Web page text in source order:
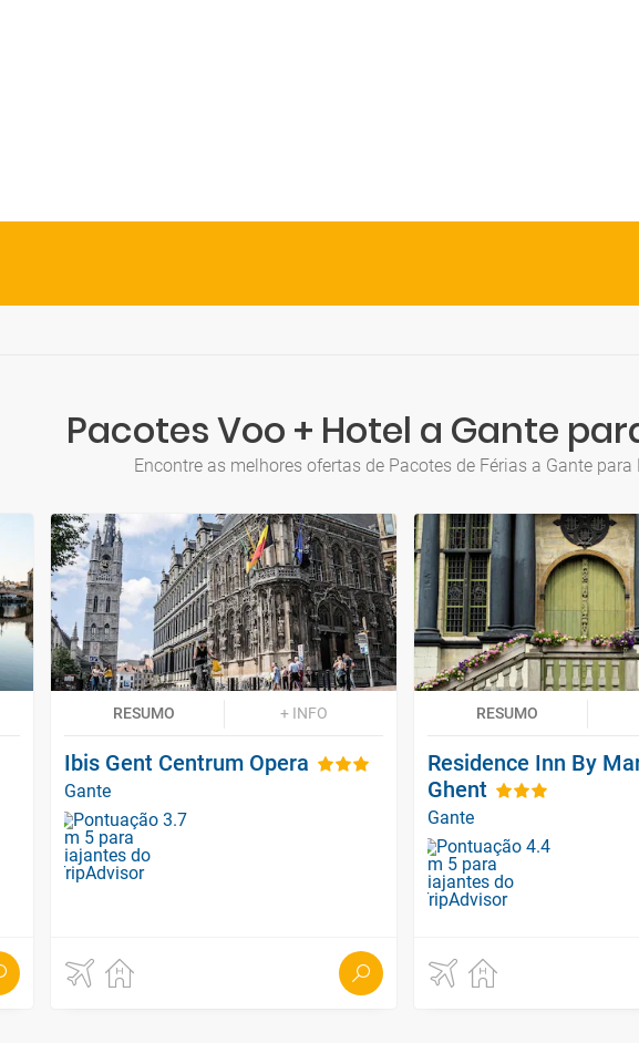
Pacotes Voo + Hotel a Gante
Encontre as melhores ofertas de Pacotes de Férias a Gante para
RESUMO + INFO
Ibis Gent Centrum Opera
Gante
RESUMO
Residence Inn By
Ghent
Gante